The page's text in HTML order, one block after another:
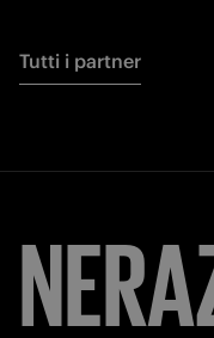
Tutti i partner